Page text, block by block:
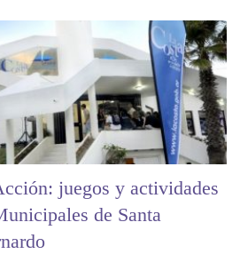
juegos y actividades
de Santa